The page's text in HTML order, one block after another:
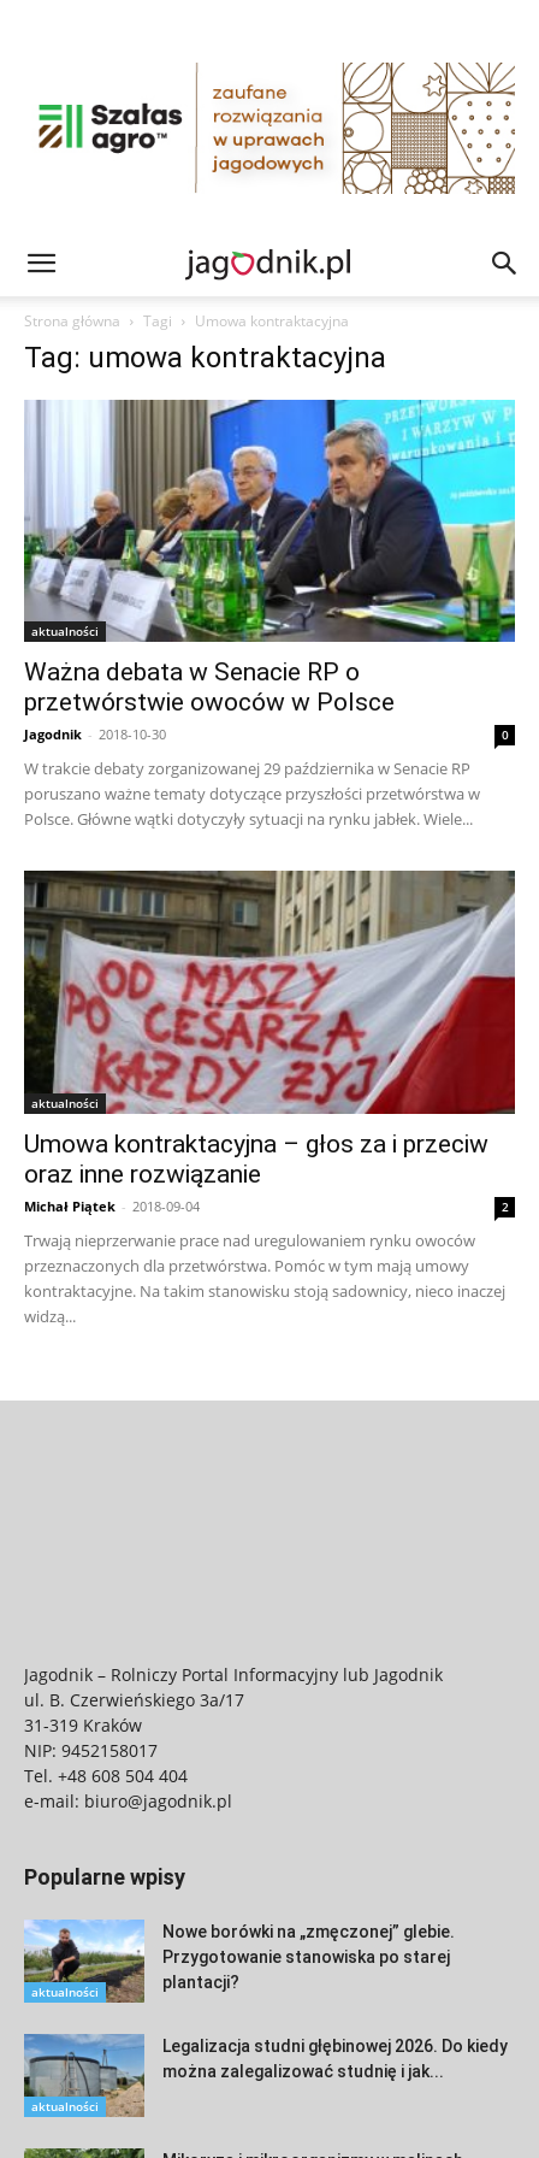
Strona główna Tagi Umowa kontraktacyjna
Tag: umowa kontraktacyjna
aktualności
Ważna debata w Senacie RP o
przetwórstwie owoców w Polsce
Jagodnik - 2018-10-30 0
W trakcie debaty zorganizowanej 29 października w Senacie RP
poruszano ważne tematy dotyczące przyszłości przetwórstwa w
Polsce. Główne wątki dotyczyły sytuacji na rynku jabłek. Wiele...
aktualności
Umowa kontraktacyjna – głos za i przeciw
oraz inne rozwiązanie
Michał Piątek - 2018-09-04 2
Trwają nieprzerwanie prace nad uregulowaniem rynku owoców
przeznaczonych dla przetwórstwa. Pomóc w tym mają umowy
kontraktacyjne. Na takim stanowisku stoją sadownicy, nieco inaczej
widzą...
Jagodnik – Rolniczy Portal Informacyjny lub Jagodnik
ul. B. Czerwieńskiego 3a/17
31-319 Kraków
NIP: 9452158017
Tel. +48 608 504 404
e-mail: biuro@jagodnik.pl
Popularne wpisy
aktualności
Nowe borówki na „zmęczonej” glebie.
Przygotowanie stanowiska po starej
plantacji?
aktualności
Legalizacja studni głębinowej 2026. Do kiedy
można zalegalizować studnię i jak...